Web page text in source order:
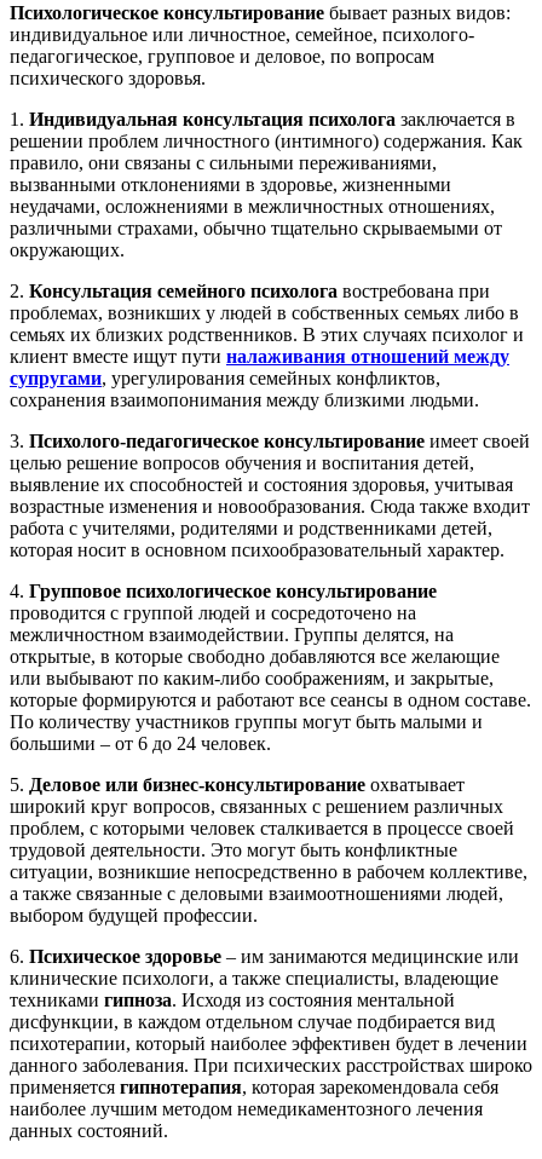
Психологическое консультирование бывает разных видов:
индивидуальное или личностное, семейное, психолого-
педагогическое, групповое и деловое, по вопросам
психического здоровья.
1. Индивидуальная консультация психолога заключается в
решении проблем личностного (интимного) содержания. Как
правило, они связаны с сильными переживаниями,
вызванными отклонениями в здоровье, жизненными
неудачами, осложнениями в межличностных отношениях,
различными страхами, обычно тщательно скрываемыми от
окружающих.
2. Консультация семейного психолога востребована при
проблемах, возникших у людей в собственных семьях либо в
семьях их близких родственников. В этих случаях психолог и
клиент вместе ищут пути налаживания отношений между
супругами, урегулирования семейных конфликтов,
сохранения взаимопонимания между близкими людьми.
3. Психолого-педагогическое консультирование имеет своей
целью решение вопросов обучения и воспитания детей,
выявление их способностей и состояния здоровья, учитывая
возрастные изменения и новообразования. Сюда также входит
работа с учителями, родителями и родственниками детей,
которая носит в основном психообразовательный характер.
4. Групповое психологическое консультирование
проводится с группой людей и сосредоточено на
межличностном взаимодействии. Группы делятся, на
открытые, в которые свободно добавляются все желающие
или выбывают по каким-либо соображениям, и закрытые,
которые формируются и работают все сеансы в одном составе.
По количеству участников группы могут быть малыми и
большими – от 6 до 24 человек.
5. Деловое или бизнес-консультирование охватывает
широкий круг вопросов, связанных с решением различных
проблем, с которыми человек сталкивается в процессе своей
трудовой деятельности. Это могут быть конфликтные
ситуации, возникшие непосредственно в рабочем коллективе,
а также связанные с деловыми взаимоотношениями людей,
выбором будущей профессии.
6. Психическое здоровье – им занимаются медицинские или
клинические психологи, а также специалисты, владеющие
техниками гипноза. Исходя из состояния ментальной
дисфункции, в каждом отдельном случае подбирается вид
психотерапии, который наиболее эффективен будет в лечении
данного заболевания. При психических расстройствах широко
применяется гипнотерапия, которая зарекомендовала себя
наиболее лучшим методом немедикаментозного лечения
данных состояний.